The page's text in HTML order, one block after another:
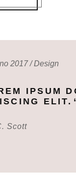
2017 Design
IPSUM
ELIT.
Scott